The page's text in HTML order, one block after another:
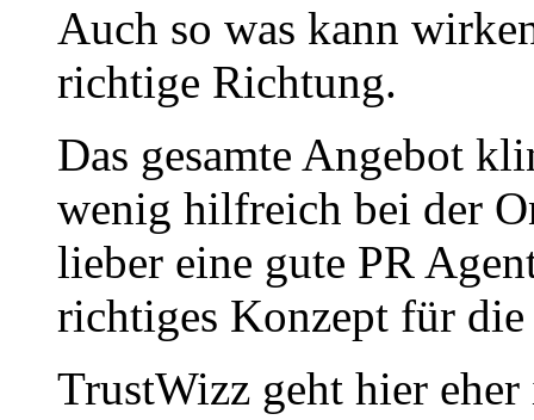
Auch so was kann
richtige Richtung.
Das gesamte Angebot
wenig hilfreich bei der
lieber eine gute PR
richtiges Konzept für
TrustWizz geht hier